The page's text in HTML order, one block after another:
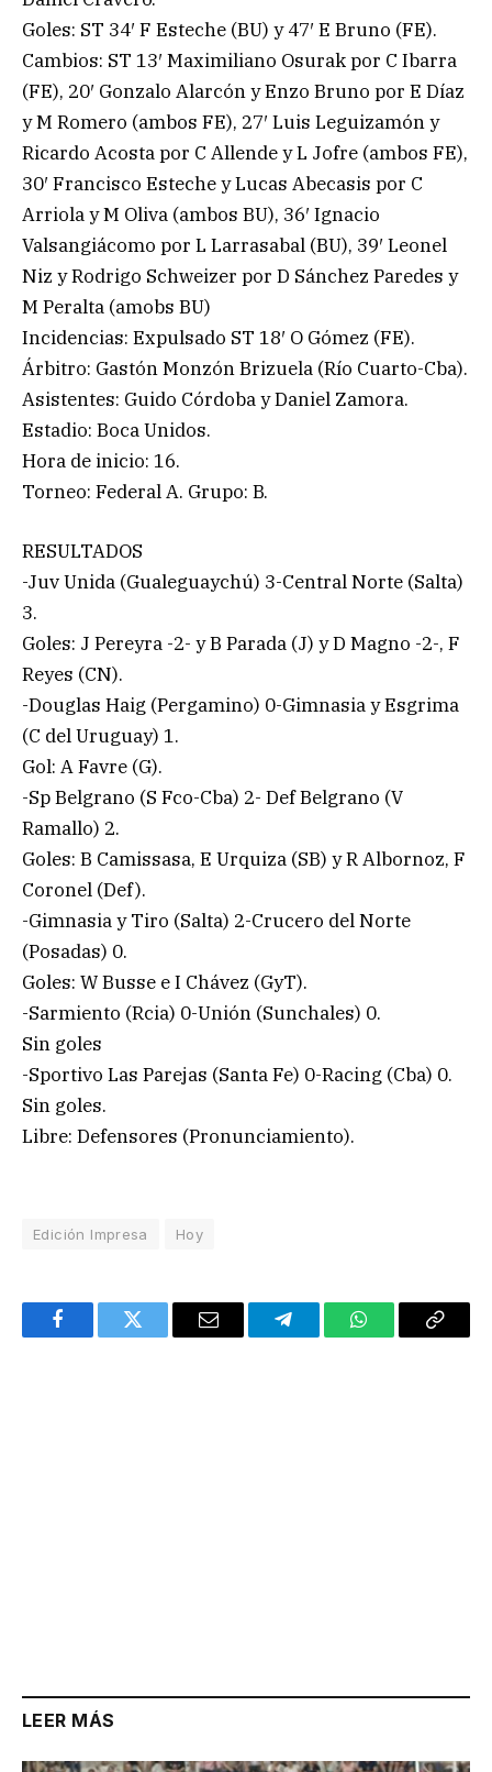
Goles: ST 34′ F Esteche (BU) y 47′ E Bruno (FE).
Cambios: ST 13′ Maximiliano Osurak por C Ibarra
(FE), 20′ Gonzalo Alarcón y Enzo Bruno por E Díaz
y M Romero (ambos FE), 27′ Luis Leguizamón y
Ricardo Acosta por C Allende y L Jofre (ambos FE),
30′ Francisco Esteche y Lucas Abecasis por C
Arriola y M Oliva (ambos BU), 36′ Ignacio
Valsangiácomo por L Larrasabal (BU), 39′ Leonel
Niz y Rodrigo Schweizer por D Sánchez Paredes y
M Peralta (amobs BU)
Incidencias: Expulsado ST 18′ O Gómez (FE).
Árbitro: Gastón Monzón Brizuela (Río Cuarto-Cba).
Asistentes: Guido Córdoba y Daniel Zamora.
Estadio: Boca Unidos.
Hora de inicio: 16.
Torneo: Federal A. Grupo: B.
RESULTADOS
-Juv Unida (Gualeguaychú) 3-Central Norte (Salta)
3.
Goles: J Pereyra -2- y B Parada (J) y D Magno -2-, F
Reyes (CN).
-Douglas Haig (Pergamino) 0-Gimnasia y Esgrima
(C del Uruguay) 1.
Gol: A Favre (G).
-Sp Belgrano (S Fco-Cba) 2- Def Belgrano (V
Ramallo) 2.
Goles: B Camissasa, E Urquiza (SB) y R Albornoz, F
Coronel (Def).
-Gimnasia y Tiro (Salta) 2-Crucero del Norte
(Posadas) 0.
Goles: W Busse e I Chávez (GyT).
-Sarmiento (Rcia) 0-Unión (Sunchales) 0.
Sin goles
-Sportivo Las Parejas (Santa Fe) 0-Racing (Cba) 0.
Sin goles.
Libre: Defensores (Pronunciamiento).
Edición Impresa Hoy
FacebookTwitter Email TelegramWhatsAppCopy
LEER MÁS